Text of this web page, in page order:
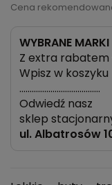
Cena
WYBRANE MARKI
Z extra rabatem
Wpisz w koszyku
…………………………………
Odwiedź nasz
sklep
ul.Albatrosów